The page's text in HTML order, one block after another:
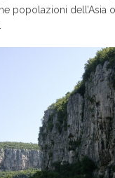
popolazioni dell’Asia